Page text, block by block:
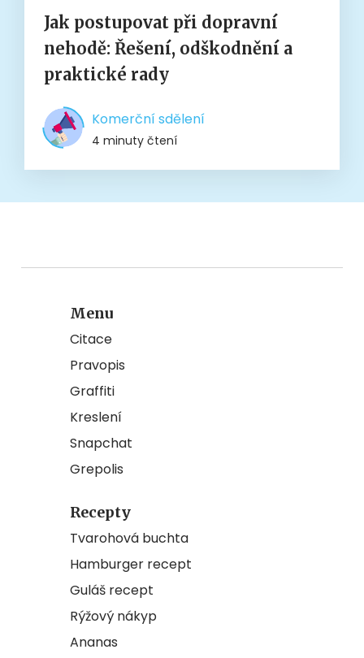
Jak postupovat při dopravní
nehodě: Řešení, odškodnění a
praktické rady
Komerční sdělení
4 minuty čtení
Menu
Citace
Pravopis
Graffiti
Kreslení
Snapchat
Grepolis
Recepty
Tvarohová buchta
Hamburger recept
Guláš recept
Rýžový nákyp
Ananas